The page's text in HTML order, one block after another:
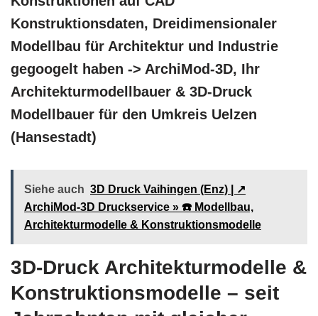
Konstruktionsdaten, Dreidimensionaler
Modellbau für Architektur und Industrie
gegoogelt haben -> ArchiMod-3D, Ihr
Architekturmodellbauer & 3D-Druck
Modellbauer für den Umkreis Uelzen
(Hansestadt)
Siehe auch 3D Druck Vaihingen (Enz) | ↗️
ArchiMod-3D Druckservice » ☎️ Modellbau,
Architekturmodelle & Konstruktionsmodelle
3D-Druck Architekturmodelle &
Konstruktionsmodelle – seit